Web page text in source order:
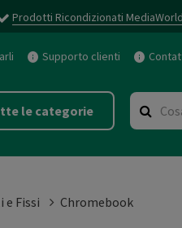
Prodotti Ricondizionati
Supporto clienti
le categorie
Fissi
Chromebook